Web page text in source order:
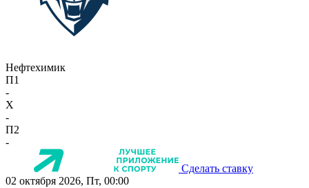
Нефтехимик
П1
-
X
-
П2
-
Сделать ставку
02 октября 2026, Пт, 00:00